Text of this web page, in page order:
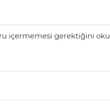
gerektiğini